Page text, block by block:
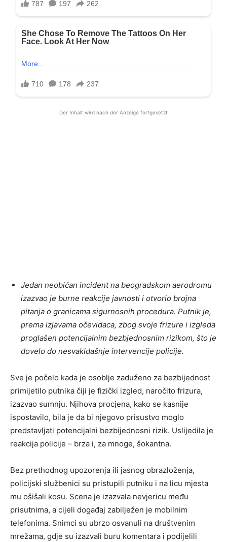
Der Inhalt wird nach der Anzeige fortgesetzt
Jedan neobičan incident na beogradskom aerodromu
izazvao je burne reakcije javnosti i otvorio brojna
pitanja o granicama sigurnosnih procedura. Putnik je,
prema izjavama očevidaca, zbog svoje frizure i izgleda
proglašen potencijalnim bezbjednosnim rizikom, što je
dovelo do nesvakidašnje intervencije policije.
Sve je počelo kada je osoblje zaduženo za bezbijednost
primijetilo putnika čiji je fizički izgled, naročito frizura,
izazvao sumnju. Njihova procjena, kako se kasnije
ispostavilo, bila je da bi njegovo prisustvo moglo
predstavljati potencijalni bezbijednosni rizik. Uslijedila je
reakcija policije – brza i, za mnoge, šokantna.
Bez prethodnog upozorenja ili jasnog obrazloženja,
policijski službenici su pristupili putniku i na licu mjesta
mu ošišali kosu. Scena je izazvala nevjericu među
prisutnima, a cijeli događaj zabilježen je mobilnim
telefonima. Snimci su ubrzo osvanuli na društvenim
mrežama, gdje su izazvali buru komentara i podijelili